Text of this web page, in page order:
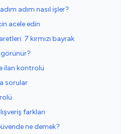
adım nasıl işler?
acele edin
7 kırmızı bayrak
görünür?
ilan kontrolü
sorular
farkları
ne demek?